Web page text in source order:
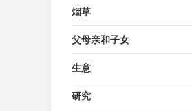
烟草
父母亲和子女
生意
研究